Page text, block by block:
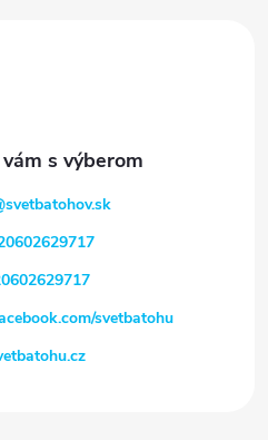
svetbatohov.sk
svetbatohu